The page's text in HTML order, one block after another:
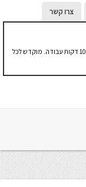
צרו קשר
כל המתכונים, בכל הקטגוריות, שניתן להכין עד 10 דקות עבודה. מוקדש לכל